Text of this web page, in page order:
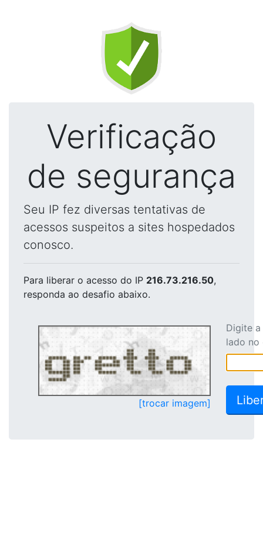
Verificação
de segurança
Seu IP fez diversas tentativas de
acessos suspeitos a sites hospedados
conosco.
Para liberar o acesso do IP 216.73.216.50,
responda ao desafio abaixo.
[trocar imagem]
Digite
lado no